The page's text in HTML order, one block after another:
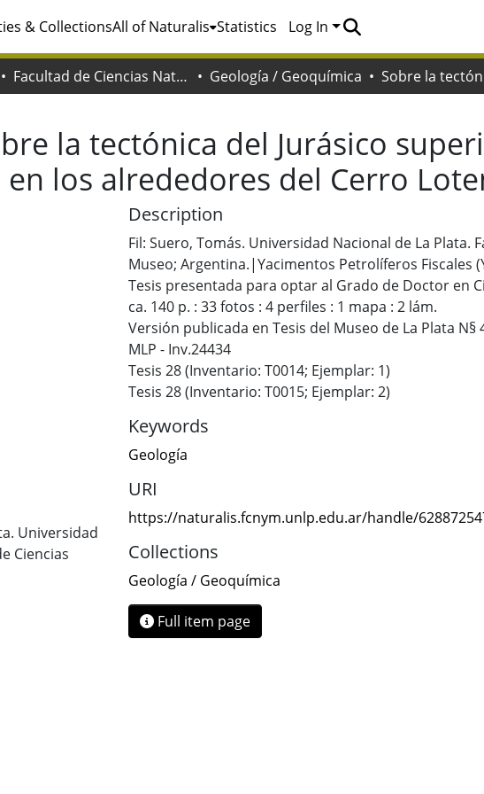
& CollectionsAll of Naturalis Statistics Log In
Facultad de Ciencias Naturales y Museo Geología / Geoquímica
la tectónica del Jurásico
los alrededores del Cerro
Universidad
Ciencias
Description
Fil: Suero, Tomás. Universidad Nacional de La Plata.
Museo; Argentina.|Yacimentos Petrolíferos Fiscales
Tesis presentada para optar al Grado de Doctor en
ca. 140 p. : 33 fotos : 4 perfiles : 1 mapa : 2 lám.
Versión publicada en Tesis del Museo de La Plata
MLP - Inv.24434
Tesis 28 (Inventario: T0014; Ejemplar: 1)
Tesis 28 (Inventario: T0015; Ejemplar: 2)
Keywords
Geología
URI
https://naturalis.fcnym.unlp.edu.ar/handle/
Collections
Geología / Geoquímica
Full item page